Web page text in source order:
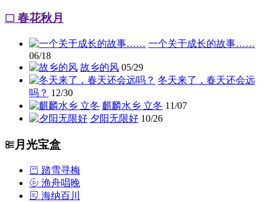
春花秋月
一个关于成长的故事……
06/18
故乡的风 05/29
冬天来了，春天还会远
吗？ 12/30
麒麟水乡 立冬 11/07
夕阳无限好 10/26
月光宝盒
踏雪寻梅
渔舟唱晚
海纳百川